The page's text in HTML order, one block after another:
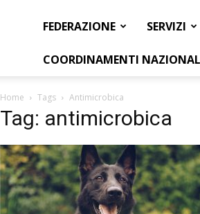
FEDERAZIONE SERVIZI
COORDINAMENTI
Home Tags Antimicrobica
Tag: antimicrobica